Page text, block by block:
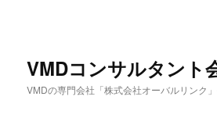
VMDコンサルタント
VMDの専門会社「株式会社オーバルリンク